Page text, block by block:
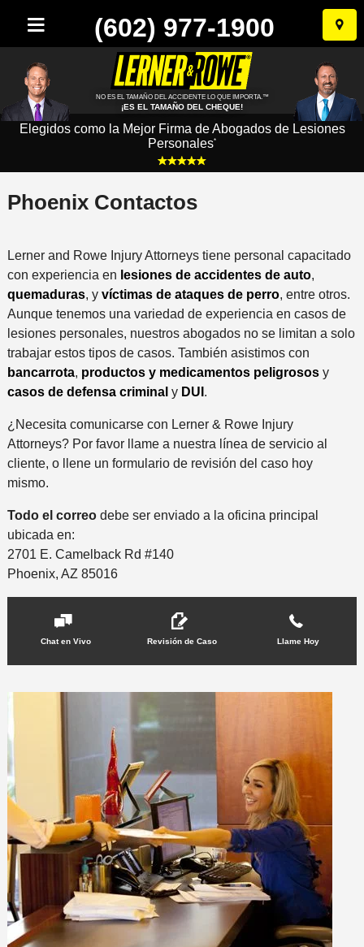
Ir
al
(602) 977-1900
NO ES EL TAMAÑO DEL ACCIDENTE LO QUE IMPORTA.™
¡ES EL TAMAÑO DEL CHEQUE!
Elegidos como la Mejor Firma de Abogados de Lesiones
Personales*
Phoenix Contactos
Lerner and Rowe Injury Attorneys tiene personal capacitado
con experiencia en lesiones de accidentes de auto,
quemaduras, y víctimas de ataques de perro, entre otros.
Aunque tenemos una variedad de experiencia en casos de
lesiones personales, nuestros abogados no se limitan a solo
trabajar estos tipos de casos. También asistimos con
bancarrota, productos y medicamentos peligrososy
casos de defensa criminal y DUI .
¿Necesita comunicarse con Lerner & Rowe Injury
Attorneys? Por favor llame a nuestra línea de servicio al
cliente, o llene un formulario de revisión del caso hoy
mismo.
Todo el correodebe ser enviado a la oficina principal
ubicada en:
2701 E. Camelback Rd #140
Phoenix, AZ 85016
Chat en Vivo Revisión de Caso Llame Hoy